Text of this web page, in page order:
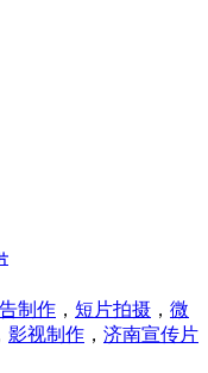
制作 ， 短片拍摄 ， 微
影视制作 ， 济南宣传片